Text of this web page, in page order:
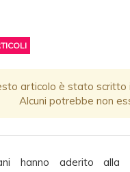
articolo è stato scritto
Alcuni potrebbe non
hanno aderito alla